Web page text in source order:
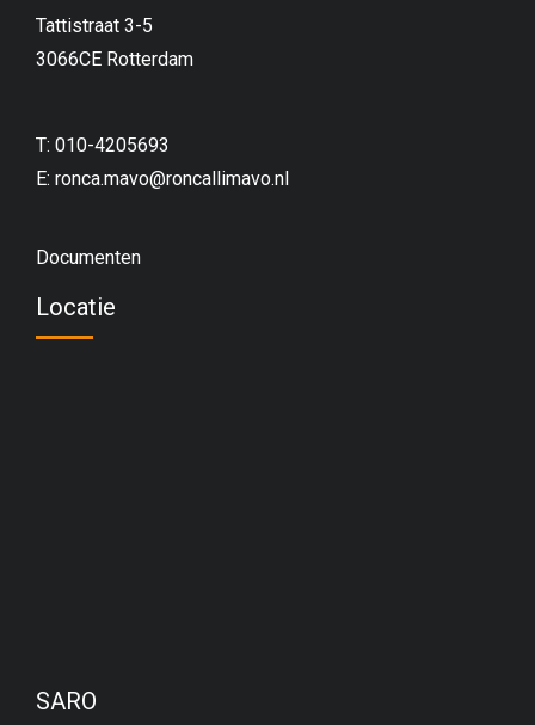
Tattistraat 3-5
3066CE Rotterdam
T: 010-4205693
E: ronca.mavo@roncallimavo.nl
Documenten
Locatie
SARO